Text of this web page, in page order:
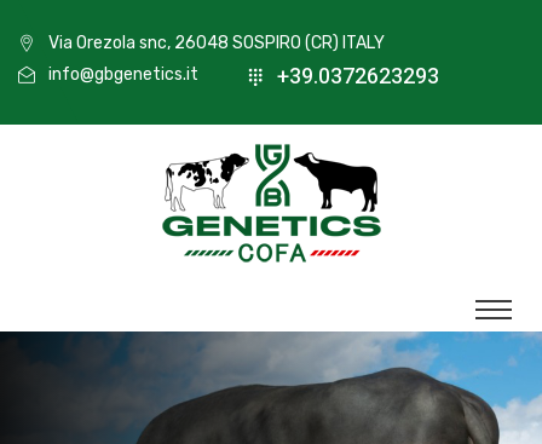
Via Orezola snc, 26048 SOSPIRO (CR) ITALY
info@gbgenetics.it
+39.0372623293